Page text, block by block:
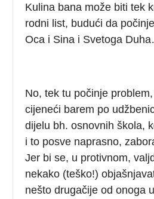
Kulina bana može biti tek
rodni list, budući da
Oca i Sina i Svetoga
No, tek tu počinje
cijeneći barem po
dijelu bh. osnovnih škola,
i to posve naprasno,
Jer bi se, u protivnom,
nekako (teško!)
nešto drugačije od onoga